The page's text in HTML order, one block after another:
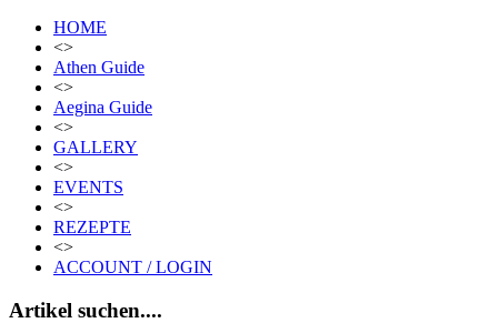
HOME
<>
Athen Guide
<>
Aegina Guide
<>
GALLERY
<>
EVENTS
<>
REZEPTE
<>
ACCOUNT / LOGIN
Artikel suchen....